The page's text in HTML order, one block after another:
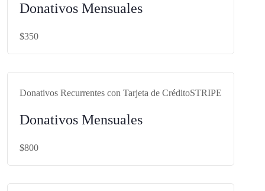
Donativos Mensuales
$350
Donativos Recurrentes con Tarjeta de CréditoSTRIPE
Donativos Mensuales
$800